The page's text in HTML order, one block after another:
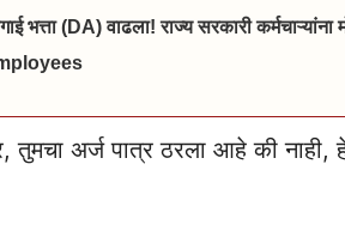
भत्ता (DA) वाढला! राज्य सरकारी
अर्ज पात्र ठरला आहे की नाही, हे